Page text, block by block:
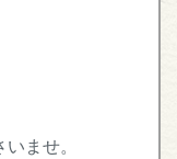
ませ。